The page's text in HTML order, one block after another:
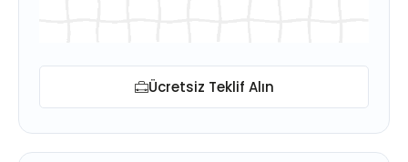
Ücretsiz Teklif Alın